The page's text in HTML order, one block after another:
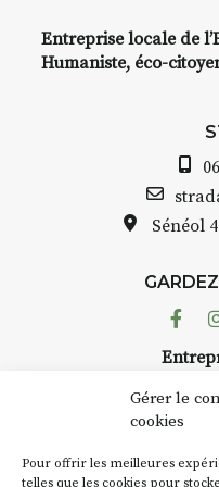
Gérer le
cookies
Pour offrir les meilleures
telles que les cookies pour
pas
Entreprise locale de
Humaniste, éco-
Sénéol